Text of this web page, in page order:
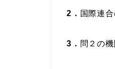
2． 国際連
3． 問２の